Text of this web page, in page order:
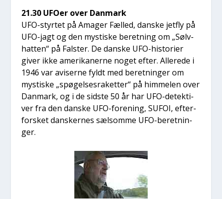
21.30 UFO­er over Dan­mark
UFO-styr­tet på Ama­ger Fæl­led, dan­ske jet­fly på
UFO-jagt og den mysti­ske beret­ning om „Sølv­
hat­ten“ på Fal­ster. De dan­ske UFO-histo­ri­er
giver ikke ame­ri­ka­ner­ne noget efter. Alle­re­de i
1946 var avi­ser­ne fyldt med beret­nin­ger om
mysti­ske „spø­gel­ses­ra­ket­ter“ på him­me­len over
Dan­mark, og i de sid­ste 50 år har UFO-detek­ti­
ver fra den dan­ske UFO-for­e­ning, SUFOI, efter­
for­sket dan­sker­nes sæl­som­me UFO-beret­nin­
ger.